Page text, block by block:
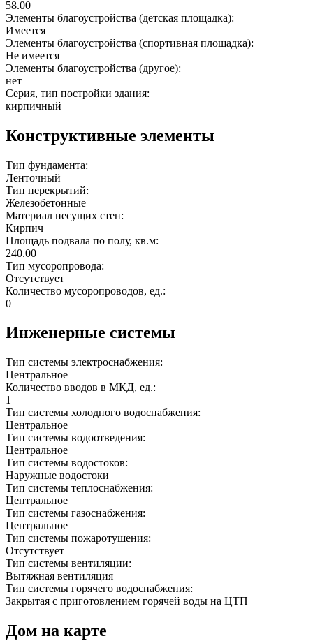
58.00
Элементы благоустройства (детская площадка):
Имеется
Элементы благоустройства (спортивная площадка):
Не имеется
Элементы благоустройства (другое):
нет
Серия, тип постройки здания:
кирпичный
Конструктивные элементы
Тип фундамента:
Ленточный
Тип перекрытий:
Железобетонные
Материал несущих стен:
Кирпич
Площадь подвала по полу, кв.м:
240.00
Тип мусоропровода:
Отсутствует
Количество мусоропроводов, ед.:
0
Инженерные системы
Тип системы электроснабжения:
Центральное
Количество вводов в МКД, ед.:
1
Тип системы холодного водоснабжения:
Центральное
Тип системы водоотведения:
Центральное
Тип системы водостоков:
Наружные водостоки
Тип системы теплоснабжения:
Центральное
Тип системы газоснабжения:
Центральное
Тип системы пожаротушения:
Отсутствует
Тип системы вентиляции:
Вытяжная вентиляция
Тип системы горячего водоснабжения:
Закрытая с приготовлением горячей воды на ЦТП
Дом на карте